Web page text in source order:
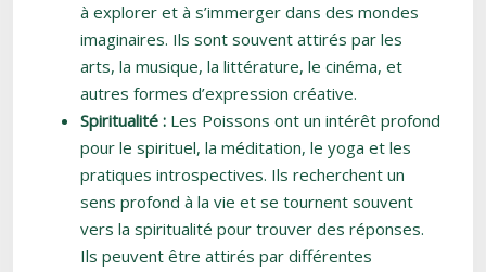
à explorer et à s’immerger dans des mondes
imaginaires. Ils sont souvent attirés par les
arts, la musique, la littérature, le cinéma, et
autres formes d’expression créative.
Spiritualité : Les Poissons ont un intérêt profond
pour le spirituel, la méditation, le yoga et les
pratiques introspectives. Ils recherchent un
sens profond à la vie et se tournent souvent
vers la spiritualité pour trouver des réponses.
Ils peuvent être attirés par différentes